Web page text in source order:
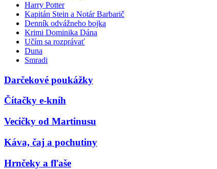
Harry Potter
Kapitán Stein a Notár Barbarič
Denník odvážneho bojka
Krimi Dominika Dána
Učím sa rozprávať
Duna
Smradi
Darčekové poukážky
Čítačky e-kníh
Vecičky od Martinusu
Káva, čaj a pochutiny
Hrnčeky a fľaše